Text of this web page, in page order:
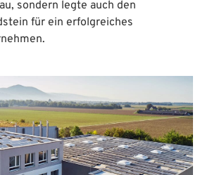
sondern legte auch den
für ein erfolgreiches